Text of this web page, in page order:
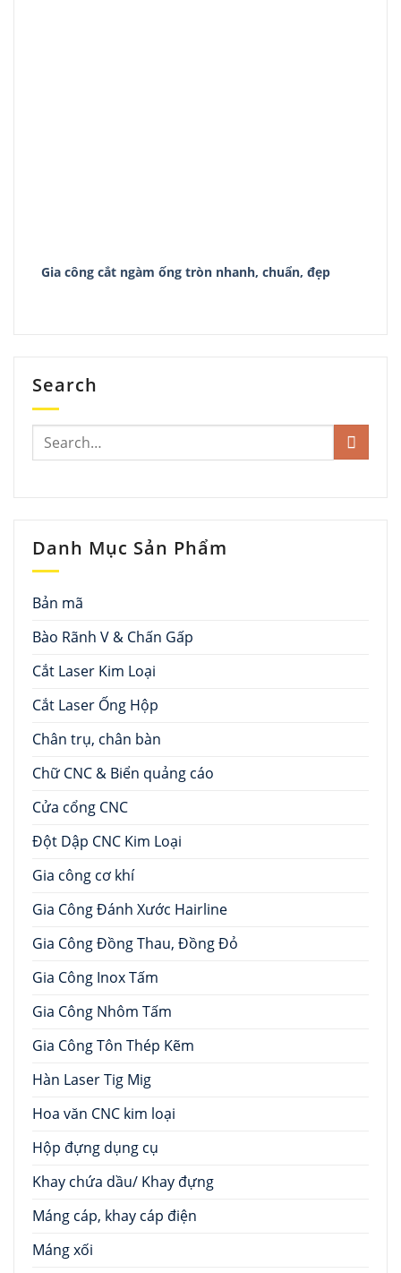
Gia công cắt ngàm ống tròn nhanh, chuẩn, đẹp
Search
Danh Mục Sản Phẩm
Bản mã
Bào Rãnh V & Chấn Gấp
Cắt Laser Kim Loại
Cắt Laser Ống Hộp
Chân trụ, chân bàn
Chữ CNC & Biển quảng cáo
Cửa cổng CNC
Đột Dập CNC Kim Loại
Gia công cơ khí
Gia Công Đánh Xước Hairline
Gia Công Đồng Thau, Đồng Đỏ
Gia Công Inox Tấm
Gia Công Nhôm Tấm
Gia Công Tôn Thép Kẽm
Hàn Laser Tig Mig
Hoa văn CNC kim loại
Hộp đựng dụng cụ
Khay chứa dầu/ Khay đựng
Máng cáp, khay cáp điện
Máng xối